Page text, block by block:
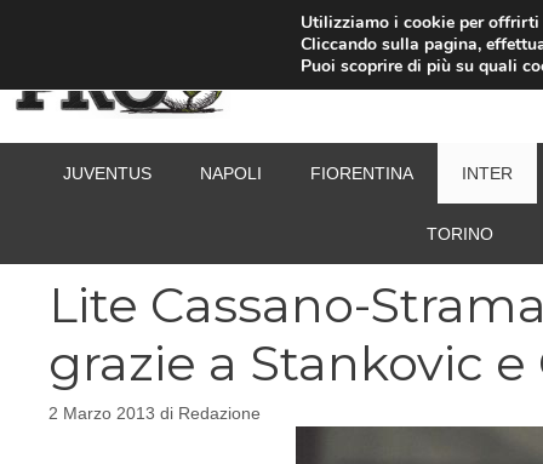
JUVENTUS NAPOLI FIORENTINA INTER
TORINO
Lite Cassano-
grazie a Stankovic e
2 Marzo 2013 di Redazione
Utilizziamo i cookie per
Cliccando sulla pagina,
Puoi scoprire di più su quali